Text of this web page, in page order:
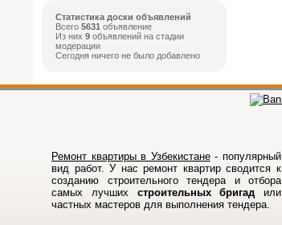
Статистика доски объявлений
Всего 5631 объявление
Из них 9 объявлений на стадии
модерации
Сегодня ничего не было добавлено
Ремонт квартиры в Узбекистане- популярный
вид работ. У нас ремонт квартир сводится к
созданию строительного тендера и отбора
самых лучших строительных бригад или
частных мастеров для выполнения тендера.